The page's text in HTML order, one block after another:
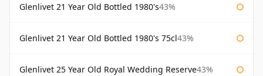
Glenlivet 21 Year Old Bottled 1980's43%
Glenlivet 21 Year Old Bottled 1980's 75cl43%
Glenlivet 25 Year Old Royal Wedding Reserve43%